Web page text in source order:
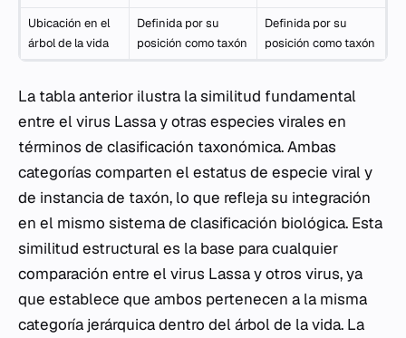
Ubicación en el
árbol de la vida
Definida por su
posición como taxón
Definida por su
posición como taxón
La tabla anterior ilustra la similitud fundamental
entre el virus Lassa y otras especies virales en
términos de clasificación taxonómica. Ambas
categorías comparten el estatus de especie viral y
de instancia de taxón, lo que refleja su integración
en el mismo sistema de clasificación biológica. Esta
similitud estructural es la base para cualquier
comparación entre el virus Lassa y otros virus, ya
que establece que ambos pertenecen a la misma
categoría jerárquica dentro del árbol de la vida. La